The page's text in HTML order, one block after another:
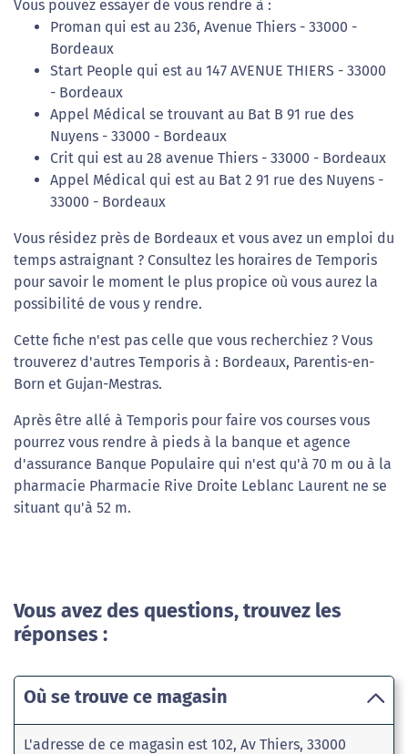
Vous pouvez essayer de vous rendre à :
Proman qui est au 236, Avenue Thiers - 33000 -
Bordeaux
Start People qui est au 147 AVENUE THIERS - 33000
- Bordeaux
Appel Médical se trouvant au Bat B 91 rue des
Nuyens - 33000 - Bordeaux
Crit qui est au 28 avenue Thiers - 33000 - Bordeaux
Appel Médical qui est au Bat 2 91 rue des Nuyens -
33000 - Bordeaux
Vous résidez près de Bordeaux et vous avez un emploi du
temps astraignant ? Consultez les horaires de Temporis
pour savoir le moment le plus propice où vous aurez la
possibilité de vous y rendre.
Cette fiche n'est pas celle que vous recherchiez ? Vous
trouverez d'autres Temporis à : Bordeaux, Parentis-en-
Born et Gujan-Mestras.
Après être allé à Temporis pour faire vos courses vous
pourrez vous rendre à pieds à la banque et agence
d'assurance Banque Populaire qui n'est qu'à 70 m ou à la
pharmacie Pharmacie Rive Droite Leblanc Laurent ne se
situant qu'à 52 m.
Vous avez des questions, trouvez les
réponses :
Où se trouve ce magasin
L'adresse de ce magasin est 102, Av Thiers, 33000